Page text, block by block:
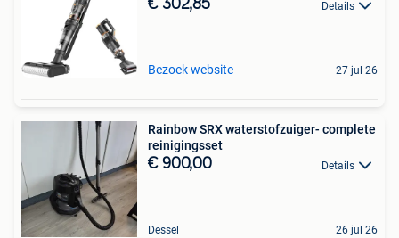
€ 302,85 Details
Bezoek website 27 jul 26
Rainbow SRX waterstofzuiger- complete
reinigingsset
€ 900,00 Details
Dessel 26 jul 26